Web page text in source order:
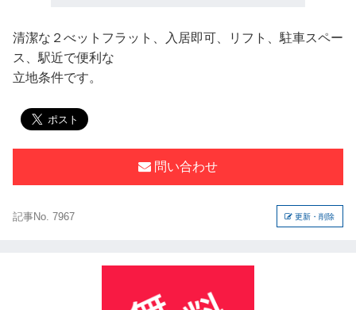
清潔な２べットフラット、入居即可、リフト、駐車スペー
ス、駅近で便利な
立地条件です。
問い合わせ
記事No. 7967 更新・削除